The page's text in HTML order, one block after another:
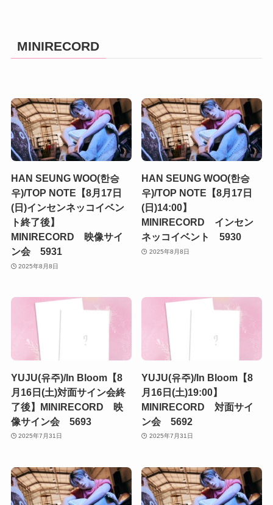
MINIRECORD
HAN SEUNG WOO(한승
우)/TOP NOTE【8月17日
(日)インセンネッコイベン
ト終了後】
MINIRECORD 映像サイ
ン会 5931
2025年8月8日
HAN SEUNG WOO(한승
우)/TOP NOTE【8月17日
(日)14:00】
MINIRECORD インセン
ネッコイベント 5930
2025年8月8日
YUJU(유주)/In Bloom【8
月16日(土)対面サイン会終
了後】MINIRECORD 映
像サイン会 5693
2025年7月31日
YUJU(유주)/In Bloom【8
月16日(土)19:00】
MINIRECORD 対面サイ
ン会 5692
2025年7月31日